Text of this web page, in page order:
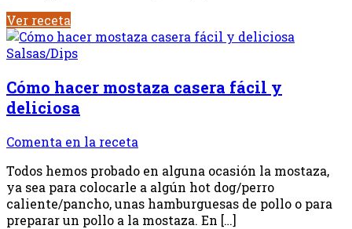
Ver receta
Salsas/Dips
Cómo hacer mostaza casera fácil y
deliciosa
Comenta en la receta
Todos hemos probado en alguna ocasión la mostaza,
ya sea para colocarle a algún hot dog/perro
caliente/pancho, unas hamburguesas de pollo o para
preparar un pollo a la mostaza. En […]